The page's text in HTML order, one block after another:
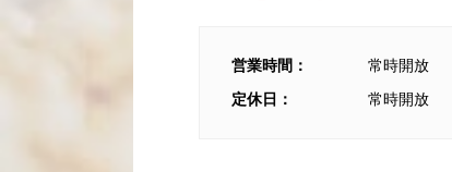
営業時間：
常時開放
定休日：
常時開放